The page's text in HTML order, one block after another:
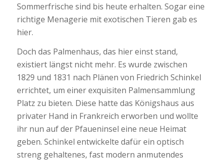
Sommerfrische sind bis heute erhalten. Sogar eine
richtige Menagerie mit exotischen Tieren gab es
hier.
Doch das Palmenhaus, das hier einst stand,
existiert längst nicht mehr. Es wurde zwischen
1829 und 1831 nach Plänen von Friedrich Schinkel
errichtet, um einer exquisiten Palmensammlung
Platz zu bieten. Diese hatte das Königshaus aus
privater Hand in Frankreich erworben und wollte
ihr nun auf der Pfaueninsel eine neue Heimat
geben. Schinkel entwickelte dafür ein optisch
streng gehaltenes, fast modern anmutendes